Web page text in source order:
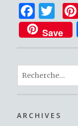
F
a
c
b
o
k
T
w
it
r
Save
R
e
h
ARCHIVES